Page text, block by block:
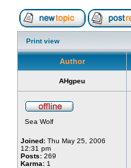
Print view
Author
AHgpeu
Sea Wolf
Joined: Thu May 25, 2006
12:31 pm
Posts: 269
Karma: 1